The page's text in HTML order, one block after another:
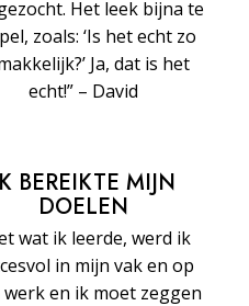
Het leek bijna te
zoals: ‘Is het echt zo
Ja, dat is het
echt!” – David
BEREIKTE MIJN
DOELEN
wat ik leerde, werd ik
in mijn vak en op
werk en ik moet zeggen